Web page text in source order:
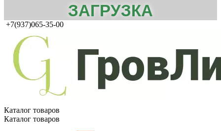
ЗАГРУЗКА
+7(937)065-35-00
Каталог товаров
Каталог товаров